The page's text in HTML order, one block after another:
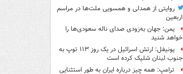
روایتی از همدلی و همسویی ملت‌ها در مراسم
اربعین
یمن: جهان به‌زودی صدای ناله سعودی‌ها را
خواهد شنید
یونیفل: ارتش اسرائیل در یک روز ۱۱۳ توپ به
جنوب لبنان شلیک کرده است
ترامپ: همه چیز درباره ایران به طور استثنایی